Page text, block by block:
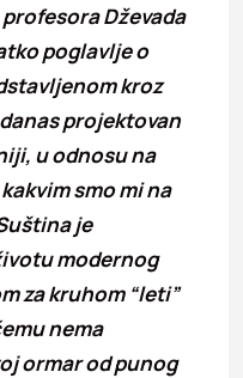
Dževada
poglavlje o
kroz
projektovan
u odnosu na
smo mi na
je
modernog
za kruhom “leti”
nema
ormar od punog